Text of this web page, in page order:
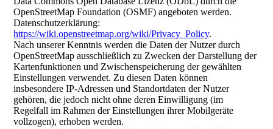
OpenStreetMap Foundation (OSMF) angeboten werden.
Datenschutzerklärung:
https://wiki.openstreetmap.org/wiki/Privacy_Policy.
Nach unserer Kenntnis werden die Daten der Nutzer durch
OpenStreetMap ausschließlich zu Zwecken der Darstellung der
Kartenfunktionen und Zwischenspeicherung der gewählten
Einstellungen verwendet. Zu diesen Daten können
insbesondere IP-Adressen und Standortdaten der Nutzer
gehören, die jedoch nicht ohne deren Einwilligung (im
Regelfall im Rahmen der Einstellungen ihrer Mobilgeräte
vollzogen), erhoben werden.